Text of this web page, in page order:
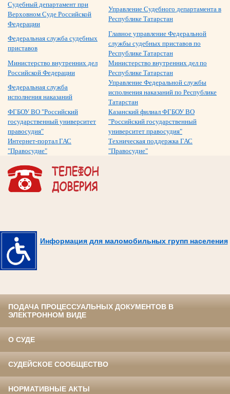
Судебный департамент при
Верховном Суде Российской
Федерации
Управление Судебного департамента в
Республике Татарстан
Федеральная служба судебных
приставов
Главное управление Федеральной
службы судебных приставов по
Республике Татарстан
Министерство внутренних дел
Российской Федерации
Министерство внутренних дел по
Республике Татарстан
Федеральная служба
исполнения наказаний
Управление Федеральной службы
исполнения наказаний по Республике
Татарстан
ФГБОУ ВО "Российский
государственный университет
правосудия"
Казанский филиал ФГБОУ ВО
"Российский государственный
университет правосудия"
Интернет-портал ГАС
"Правосудие"
Техническая поддержка ГАС
"Правосудие"
Информация для маломобильных групп населения
ПОДАЧА ПРОЦЕССУАЛЬНЫХ ДОКУМЕНТОВ В
ЭЛЕКТРОННОМ ВИДЕ
О СУДЕ
СУДЕЙСКОЕ СООБЩЕСТВО
НОРМАТИВНЫЕ АКТЫ